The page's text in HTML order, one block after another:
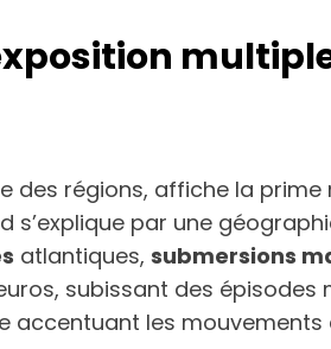
des régions, affiche la prime
s’explique par une
atlantiques, submersions
subissant des épisodes
accentuant les mouvements